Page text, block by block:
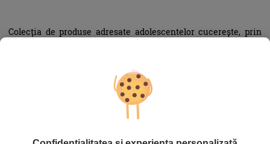
Colecția de produse adresate adolescentelor cucerește, prin
ești genul de femeie-copil, romantică, jucăușă și care vede
viața în roz. Colecția cuprinde, printre altele, șampon, cremă de
mâini, cremă de corp, apă de toaletă și aromă pentru cameră, și
te va surprinde cu notele sale dulci de caramel, fructe de